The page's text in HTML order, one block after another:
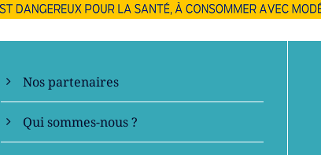
En savoir +
Nos partenaires
Qui sommes-nous ?